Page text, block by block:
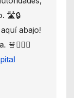
🛣️🔒
abajo!
🚨🙋🏾‍♂️